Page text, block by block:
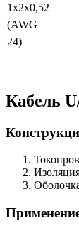
Кабель